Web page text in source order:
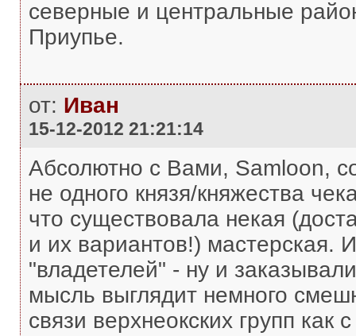
северные и центральные
Приупье.
от: Иван
15-12-2012 21:21:14
Абсолютно с Вами, Samloon,
не одного князя/княжества
что существовала некая
и их вариантов!) мастерская.
"владетелей" - ну и
мысль выглядит немного
связи верхнеокских групп